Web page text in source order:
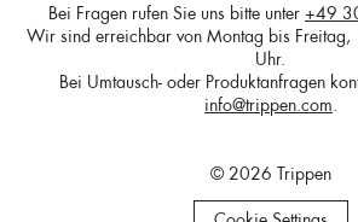
Bei Fragen rufen Sie uns bitte unter +49
Wir sind erreichbar von Montag bis
Uhr.
Bei Umtausch- oder Produktanfragen
info@trippen.com.
© 2026 Trippen